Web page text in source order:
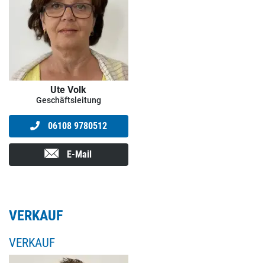
Ute Volk
Geschäftsleitung
06108 9780512
E-Mail
VERKAUF
VERKAUF